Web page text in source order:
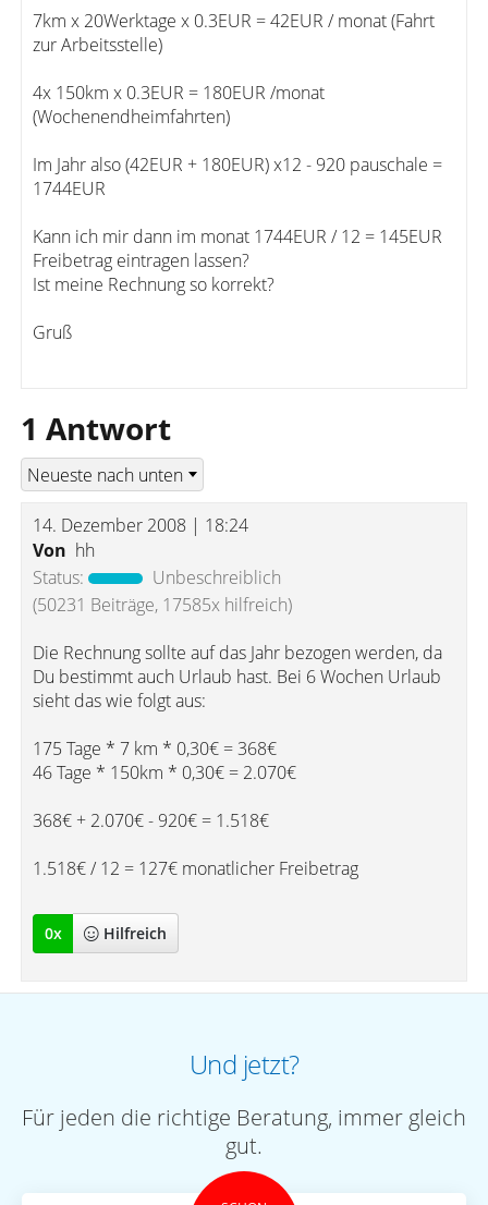
7km x 20Werktage x 0.3EUR = 42EUR / monat (Fahrt
zur Arbeitsstelle)
4x 150km x 0.3EUR = 180EUR /monat
(Wochenendheimfahrten)
Im Jahr also (42EUR + 180EUR) x12 - 920 pauschale =
1744EUR
Kann ich mir dann im monat 1744EUR / 12 = 145EUR
Freibetrag eintragen lassen?
Ist meine Rechnung so korrekt?
Gruß
1 Antwort
14. Dezember 2008 | 18:24
Von hh
Status:
Unbeschreiblich
(50231 Beiträge, 17585x hilfreich)
Die Rechnung sollte auf das Jahr bezogen werden, da
Du bestimmt auch Urlaub hast. Bei 6 Wochen Urlaub
sieht das wie folgt aus:
175 Tage * 7 km * 0,30€ = 368€
46 Tage * 150km * 0,30€ = 2.070€
368€ + 2.070€ - 920€ = 1.518€
1.518€ / 12 = 127€ monatlicher Freibetrag
0x Hilfreich
Und jetzt?
Für jeden die richtige Beratung, immer gleich
gut.